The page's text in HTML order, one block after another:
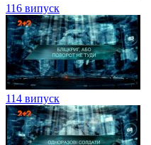
116 випуск
114 випуск